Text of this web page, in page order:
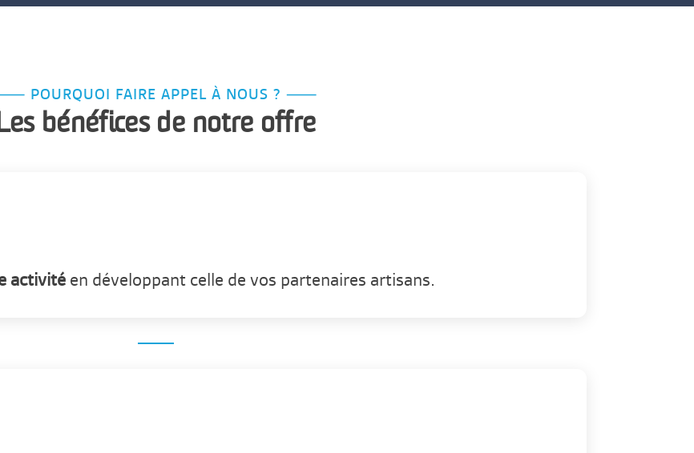
POURQUOI FAIRE APPEL À NOUS ? ⸺
bénéfices de notre offre
activité en développant celle de vos partenaires artisans.